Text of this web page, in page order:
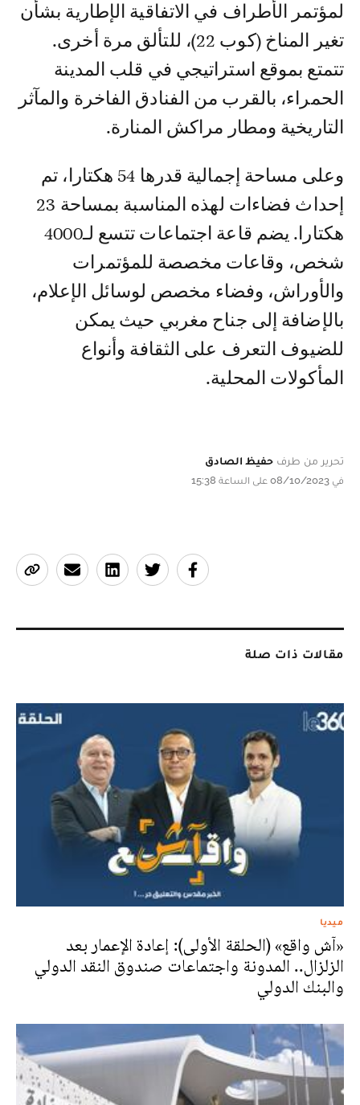
لمؤتمر الأطراف في الاتفاقية الإطارية بشأن
تغير المناخ (كوب 22)، للتألق مرة أخرى.
تتمتع بموقع استراتيجي في قلب المدينة
الحمراء، بالقرب من الفنادق الفاخرة والمآثر
التاريخية ومطار مراكش المنارة.
وعلى مساحة إجمالية قدرها 54 هكتارا، تم
إحداث فضاءات لهذه المناسبة بمساحة 23
هكتارا. يضم قاعة اجتماعات تتسع لـ4000
شخص، وقاعات مخصصة للمؤتمرات
والأوراش، وفضاء مخصص لوسائل الإعلام،
بالإضافة إلى جناح مغربي حيث يمكن
للضيوف التعرف على الثقافة وأنواع
المأكولات المحلية.
تحرير من طرف حفيظ الصادق
في 08/10/2023 على الساعة 15:38
مقالات ذات صلة
ميديا
«آش واقع» (الحلقة الأولى): إعادة الإعمار بعد
الزلزال.. المدونة واجتماعات صندوق النقد الدولي
والبنك الدولي